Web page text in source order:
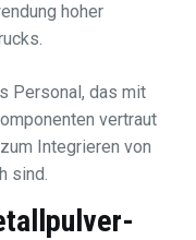
hoher
Personal, das mit
vertraut
Integrieren von
sind.
-